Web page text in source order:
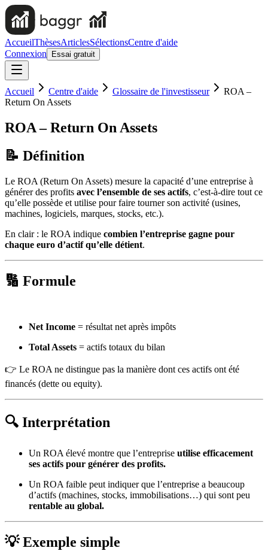
AccueilThèsesArticlesSélectionsCentre d'aide
Connexion
Essai gratuit
Accueil Centre d'aide Glossaire de l'investisseur
ROA –
Return On Assets
ROA – Return On Assets
📝 Définition
Le ROA (Return On Assets) mesure la capacité d’une entreprise à
générer des profits avec l’ensemble de ses actifs, c’est-à-dire tout ce
qu’elle possède et utilise pour faire tourner son activité (usines,
machines, logiciels, marques, stocks, etc.).
En clair : le ROA indique combien l’entreprise gagne pour
chaque euro d’actif qu’elle détient.
🔢 Formule
Net Income = résultat net après impôts
Total Assets = actifs totaux du bilan
👉 Le ROA ne distingue pas la manière dont ces actifs ont été
financés (dette ou equity).
🔍 Interprétation
Un ROA élevé montre que l’entreprise utilise efficacement
ses actifs pour générer des profits.
Un ROA faible peut indiquer que l’entreprise a beaucoup
d’actifs (machines, stocks, immobilisations…) qui sont peu
rentable au global.
💡Exemple simple